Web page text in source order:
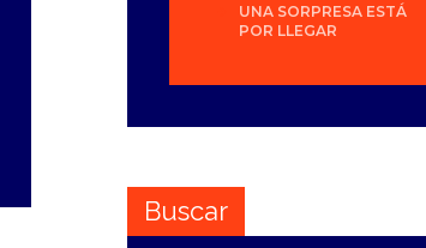
UNA SORPRESA ESTÁ
POR LLEGAR
Buscar